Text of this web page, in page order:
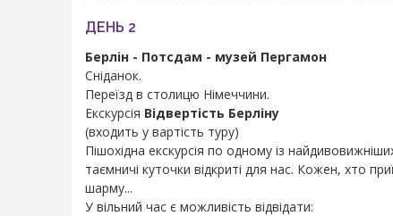
ДЕНЬ 2
Берлін - Потсдам - музей Пергамон
Сніданок.
Переїзд в столицю Німеччини.
Екскурсія Відвертість Берліну
(входить у вартість туру)
Пішохідна екскурсія по одному із
таємничі куточки відкриті для нас. Кожен, хто
шарму...
У вільний час є можливість відвідати: